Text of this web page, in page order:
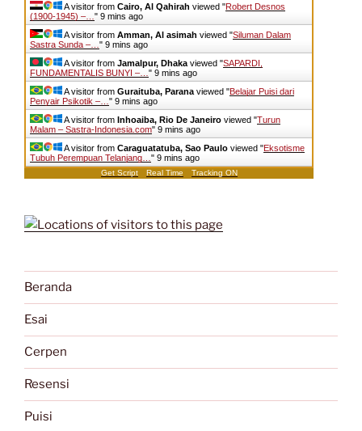
A visitor from Cairo, Al Qahirah viewed "Robert Desnos
(1900-1945) –… " 9 mins ago
A visitor from Amman, Al asimah viewed "Siluman Dalam
Sastra Sunda –… " 9 mins ago
A visitor from Jamalpur, Dhaka viewed "SAPARDI,
FUNDAMENTALIS BUNYI –… " 9 mins ago
A visitor from Guraituba, Parana viewed "Belajar Puisi dari
Penyair Psikotik –… " 9 mins ago
A visitor from Inhoaiba, Rio De Janeiro viewed "Turun
Malam – Sastra-Indonesia.com" 9 mins ago
A visitor from Caraguatatuba, Sao Paulo viewed "Eksotisme
Tubuh Perempuan Telanjang… " 9 mins ago
Get Script Real Time Tracking ON
Beranda
Esai
Cerpen
Resensi
Puisi